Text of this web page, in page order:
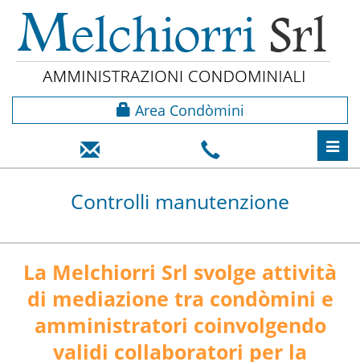
Area Condòmini
Controlli manutenzione
La Melchiorri Srl svolge attività
di mediazione tra condòmini e
amministratori coinvolgendo
validi collaboratori per la